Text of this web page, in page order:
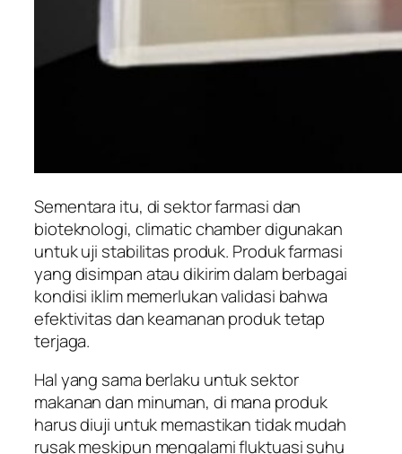
Sementara itu, di sektor farmasi dan
bioteknologi, climatic chamber digunakan
untuk uji stabilitas produk. Produk farmasi
yang disimpan atau dikirim dalam berbagai
kondisi iklim memerlukan validasi bahwa
efektivitas dan keamanan produk tetap
terjaga.
Hal yang sama berlaku untuk sektor
makanan dan minuman, di mana produk
harus diuji untuk memastikan tidak mudah
rusak meskipun mengalami fluktuasi suhu